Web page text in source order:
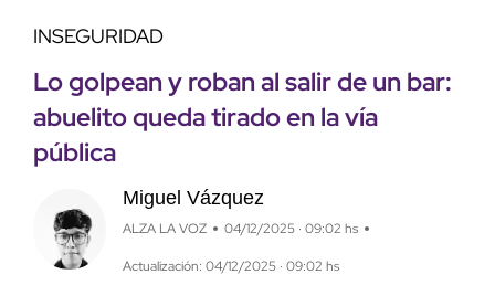
INSEGURIDAD
Lo golpean y roban al salir de un bar:
abuelito queda tirado en la vía
pública
Miguel Vázquez
ALZA LA VOZ 04/12/2025 · 09:02 hs
Actualización: 04/12/2025 · 09:02 hs